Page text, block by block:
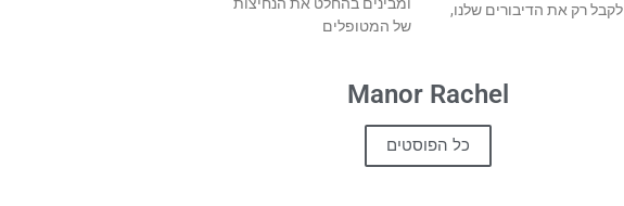
לקבל רק את הדיבורים שלנו,
של המטופלים
Manor Rachel
כל הפוסטים